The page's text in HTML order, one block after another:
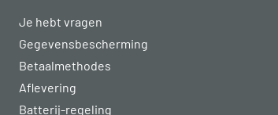
Je hebt vragen
Gegevensbescherming
Betaalmethodes
Aflevering
Batterij-regeling